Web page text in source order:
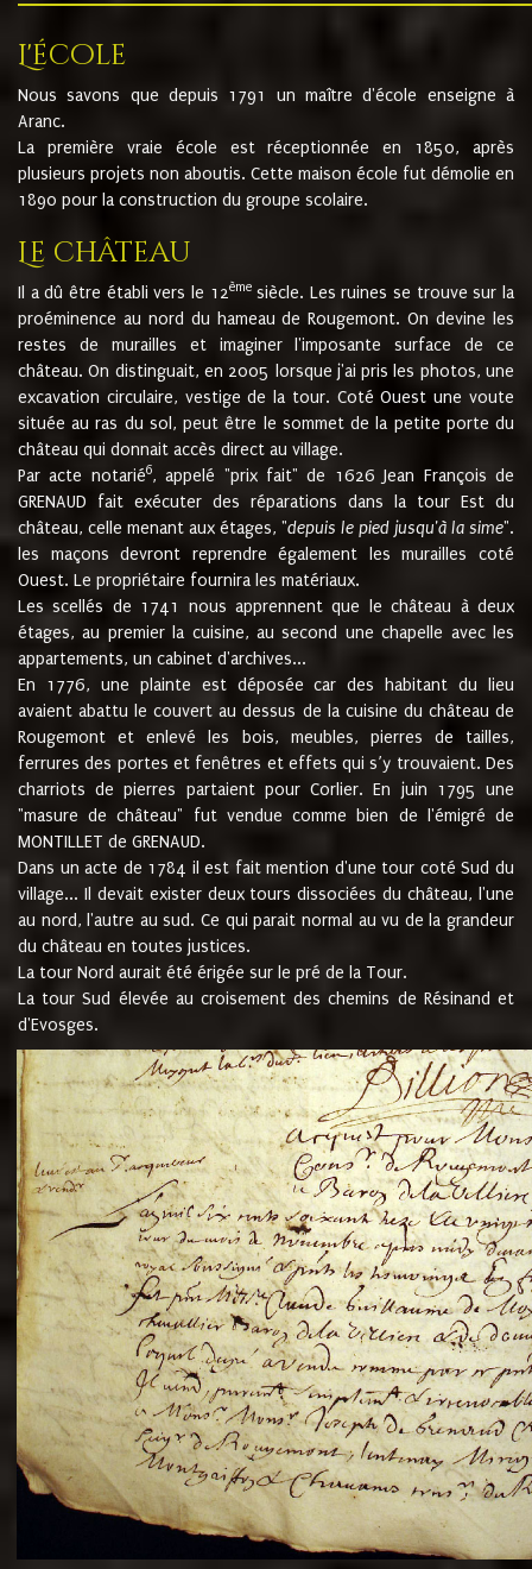
L'école
Nous savons que depuis 1791 un maître d'école enseigne à
Aranc.
La première vraie école est réceptionnée en 1850, après
plusieurs projets non aboutis. Cette maison école fut démolie en
1890 pour la construction du groupe scolaire.
Le château
Il a dû être établi vers le 12èmesiècle. Les ruines se trouve sur la
proéminence au nord du hameau de Rougemont. On devine les
restes de murailles et imaginer l'imposante surface de ce
château. On distinguait, en 2005 lorsque j'ai pris les photos, une
excavation circulaire, vestige de la tour. Coté Ouest une voute
située au ras du sol, peut être le sommet de la petite porte du
château qui donnait accès direct au village.
Par acte notarié6, appelé "prix fait" de 1626 Jean François de
GRENAUD fait exécuter des réparations dans la tour Est du
château, celle menant aux étages, "depuis le pied jusqu'à la sime".
les maçons devront reprendre également les murailles coté
Ouest. Le propriétaire fournira les matériaux.
Les scellés de 1741 nous apprennent que le château à deux
étages, au premier la cuisine, au second une chapelle avec les
appartements, un cabinet d'archives...
En 1776, une plainte est déposée car des habitant du lieu
avaient abattu le couvert au dessus de la cuisine du château de
Rougemont et enlevé les bois, meubles, pierres de tailles,
ferrures des portes et fenêtres et effets qui s’y trouvaient. Des
charriots de pierres partaient pour Corlier. En juin 1795 une
"masure de château" fut vendue comme bien de l'émigré de
MONTILLET de GRENAUD.
Dans un acte de 1784 il est fait mention d'une tour coté Sud du
village... Il devait exister deux tours dissociées du château, l'une
au nord, l'autre au sud. Ce qui parait normal au vu de la grandeur
du château en toutes justices.
La tour Nord aurait été érigée sur le pré de la Tour.
La tour Sud élevée au croisement des chemins de Résinand et
d'Evosges.